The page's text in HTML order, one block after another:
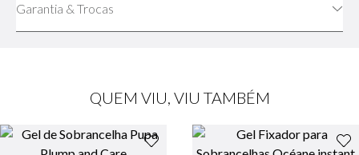
Garantia & Trocas
QUEM VIU, VIU TAMBÉM